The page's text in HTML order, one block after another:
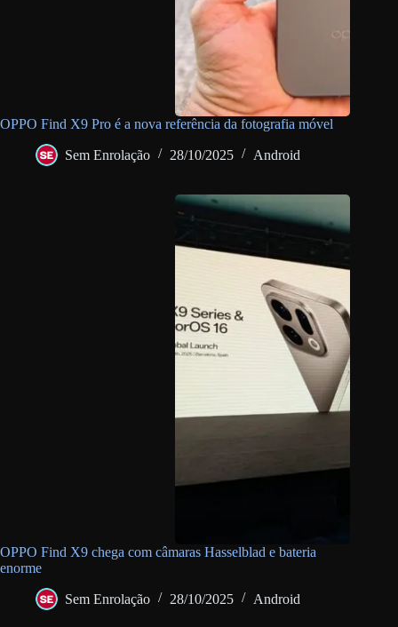
OPPO Find X9 Pro é a nova referência da fotografia móvel
Sem Enrolação 28/10/2025 Android
OPPO Find X9 chega com câmaras Hasselblad e bateria
enorme
Sem Enrolação 28/10/2025 Android